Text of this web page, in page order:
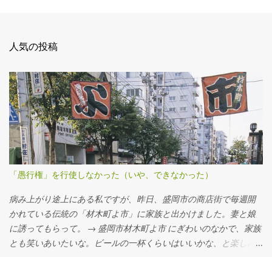
人気の投稿
「愚行権」を行使しなかった（いや、できなかった）
病み上がり途上にある私ですが、昨日、盛岡市の商店街で毎週開
かれている伝統の「材木町よ市」に家族と出かけました。妻と娘
に誘ってもらって。 → 盛岡市材木町よ市 にぎわいのなかで、家族
とも笑いあいたいな。ビールの一杯くらいはいいかな、と楽しみ